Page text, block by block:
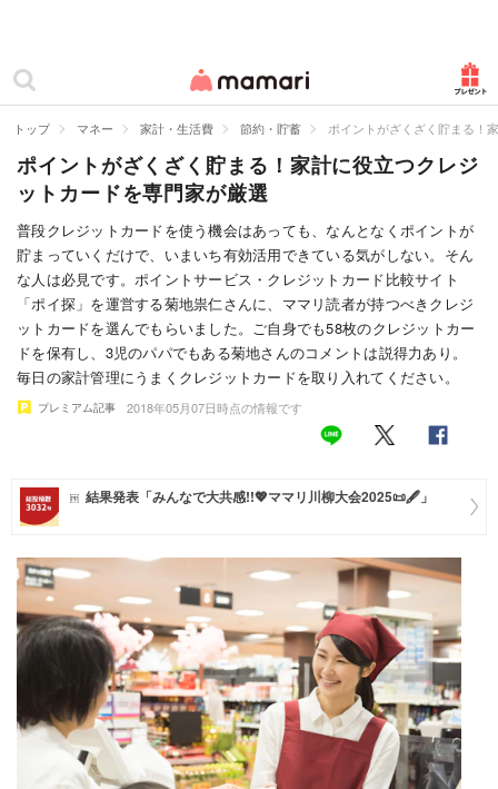
ママリ
カテゴリー一覧
妊娠
出産
赤ちゃん・育児
子育て・家族
病院
住まい
トレンド・イベント
トップ マネー 家計・生活費 節約・貯蓄 ポイントがざくざく貯まる！
ポイントがざくざく貯まる！家計に役立つクレジ
ットカードを専門家が厳選
普段クレジットカードを使う機会はあっても、なんとなくポイントが
貯まっていくだけで、いまいち有効活用できている気がしない。そん
な人は必見です。ポイントサービス・クレジットカード比較サイト
「ポイ探」を運営する菊地祟仁さんに、ママリ読者が持つべきクレジ
ットカードを選んでもらいました。ご自身でも58枚のクレジットカー
ドを保有し、3児のパパでもある菊地さんのコメントは説得力あり。
毎日の家計管理にうまくクレジットカードを取り入れてください。
プレミアム記事 2018年05月07日時点の情報です
結果発表「みんなで大共感!!💖ママリ川柳大会2025📜🖋️」